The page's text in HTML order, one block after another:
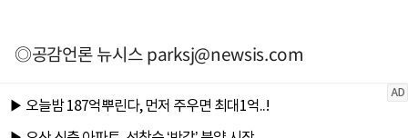
◎공감언론 뉴시스parksj@newsis.com